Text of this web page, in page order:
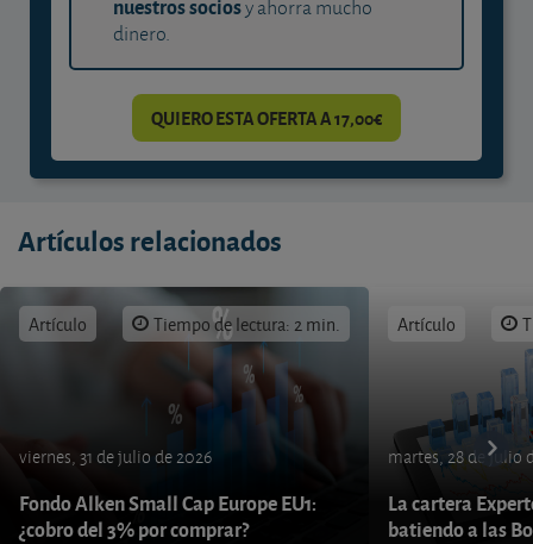
nuestros sociosy ahorra mucho
dinero.
QUIERO ESTA OFERTA A 17,00€
Artículos relacionados
Artículo Tiempo de lectura: 2 min.
viernes, 31 de julio de 2026
Fondo Alken Small Cap Europe EU1:
¿cobro del 3% por comprar?
Artículo
martes, 28 de julio
La cartera
batiendo a las